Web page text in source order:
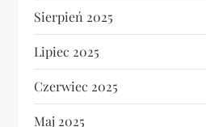
Sierpień 2025
Lipiec 2025
Czerwiec 2025
Maj 2025